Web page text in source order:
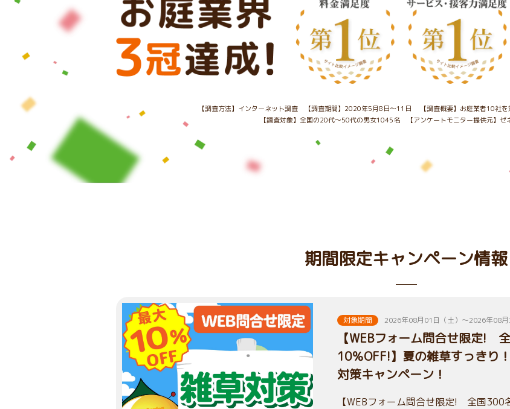
【調査方法】インターネット調査 【調査期間】2020年5月8日～11日
【調査概要】お庭業者10社
【調査対象】全国の20代～50代の男女1045名
【アンケートモニター提供元】ゼ
期間限定キャンペーン情報
対象期間 2026年08月01日（土）～2026年08月
【WEBフォーム問合せ限定!
10％OFF!】夏の雑草すっきり
対策キャンペーン！
【WEBフォーム問合せ限定! 全国300